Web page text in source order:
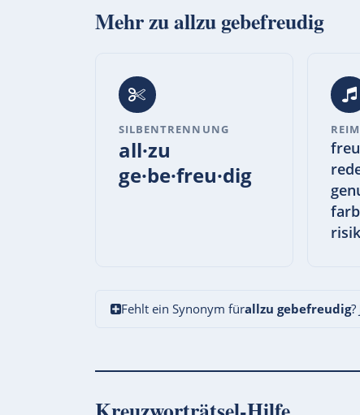
Mehr zuallzu gebefreudig
SILBENTRENNUNG
all·zu
ge·be·freu·dig
Fehlt ein Synonym fürallzu gebefreudig?